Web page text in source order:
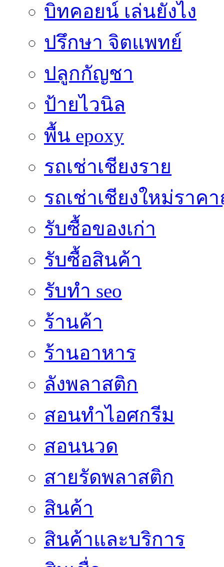
บิทคอยน์ เล่นยังไง
ปรึกษา จิตแพทย์
ปลูกกัญชา
ป้ายไวนิล
พื้น epoxy
รถเช่าเชียงราย
รถเช่าเชียงใหม่ราค
รับซื้อของเก่า
รับซื้อสินค้า
รับทำ seo
ร้านค้า
ร้านอาหาร
ลังพลาสติก
สอนทำไอศกรีม
สอนนวด
สายรัดพลาสติก
สินค้า
สินค้าและบริการ